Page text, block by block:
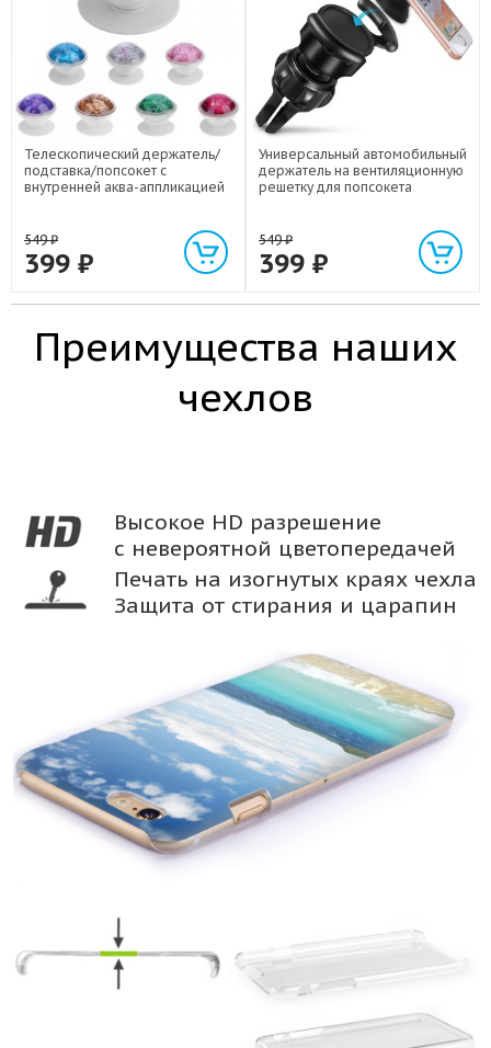
Телескопический держатель/
подставка/попсокет с
внутренней аква-аппликацией
549₽
399 ₽
Универсальный автомобильный
держатель на вентиляционную
решетку для попсокета
549₽
399 ₽
Преимущества наших
чехлов
Высокое HD разрешение
с невероятной цветопередачей
Печать на изогнутых краях чехла
Защита от стирания и царапин